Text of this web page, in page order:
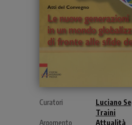
Curatori Luciano
Traini
Argomento
Attualità